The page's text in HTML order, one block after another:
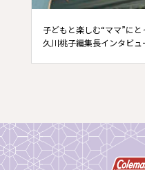
子どもと楽しむ“ママ”に
久川桃子編集長インタビュ